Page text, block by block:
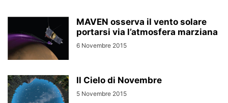
MAVEN osserva il vento solare
portarsi via l’atmosfera marziana
6 Novembre 2015
Il Cielo di Novembre
5 Novembre 2015